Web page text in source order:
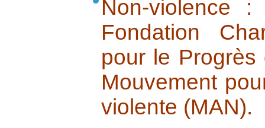
Non-violence
Fondation
pour le Progrès
Mouvement
violente (MAN).